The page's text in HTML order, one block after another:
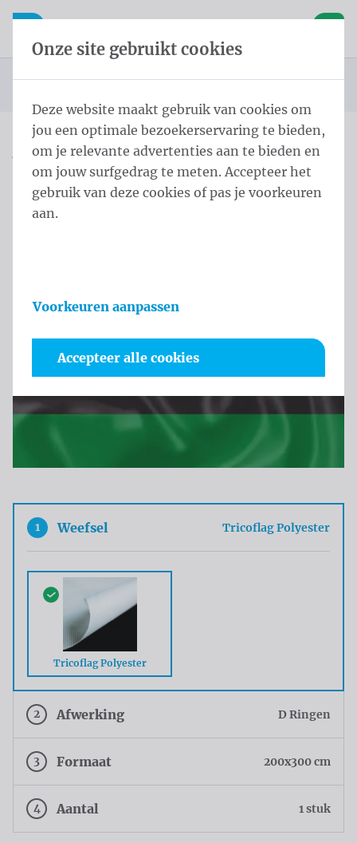
Inhoud overslaan
Taalkeuze overslaan
Open mobiele navigatie
Startpagina
Producten
Vlaggen
Officiële vlaggen
Landenvlaggen
Landenvlaggen Afrika Vlag Libië 200x300 cm
Vlag Libië 200x300 cm
Productinformatie
1 Weefsel Tricoflag Polyester
Tricoflag Polyester
2 Afwerking D Ringen
3 Formaat 200x300 cm
4 Aantal 1 stuk
Onze site gebruikt cookies
Deze website maakt gebruik van cookies om
jou een optimale bezoekerservaring te bieden,
om je relevante advertenties aan te bieden en
om jouw surfgedrag te meten. Accepteer het
gebruik van deze cookies of pas je voorkeuren
aan.
Voorkeuren aanpassen
Accepteer alle cookies